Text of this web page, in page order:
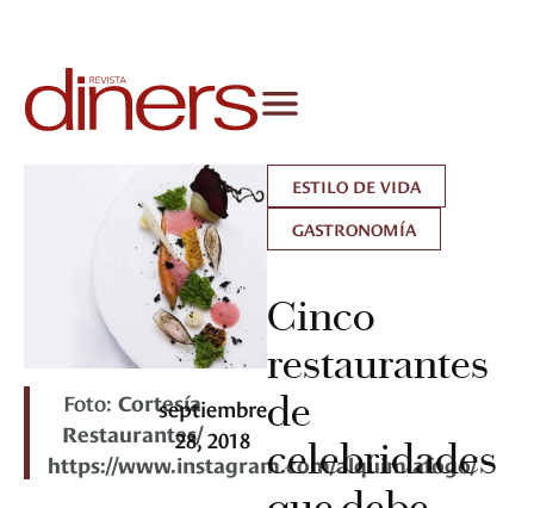
Foto:Cortesía
Restaurantes/
https://www.instagram.com/alquimiafogo/
septiembre
28, 2018
ESTILO DE VIDA
GASTRONOMÍA
Cinco
restaurantes
de
celebridades